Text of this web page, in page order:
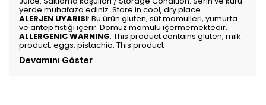
yerde muhafaza ediniz. Store in cool, dry place.
ALERJEN UYARISI: Bu ürün gluten, süt mamulleri, yumurta
ve antep fıstığı içerir. Domuz mamulü içermemektedir.
ALLERGENIC WARNING: This product contains gluten, milk
product, eggs, pistachio. This product
Devamını Göster